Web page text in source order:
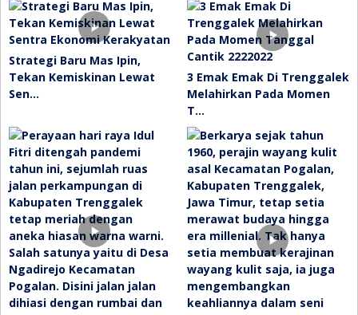
Strategi Baru Mas Ipin,
Tekan Kemiskinan Lewat
Sen…
3 Emak Emak Di Trenggalek
Melahirkan Pada Momen
T…